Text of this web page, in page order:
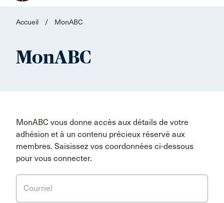
Accueil / MonABC
MonABC
MonABC vous donne accès aux détails de votre
adhésion et à un contenu précieux réservé aux
membres. Saisissez vos coordonnées ci-dessous
pour vous connecter.
Courriel